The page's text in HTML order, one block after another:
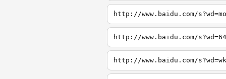
http://www.baidu.com/s?wd=mo
http://www.baidu.com/s?wd=64
http://www.baidu.com/s?wd=wk